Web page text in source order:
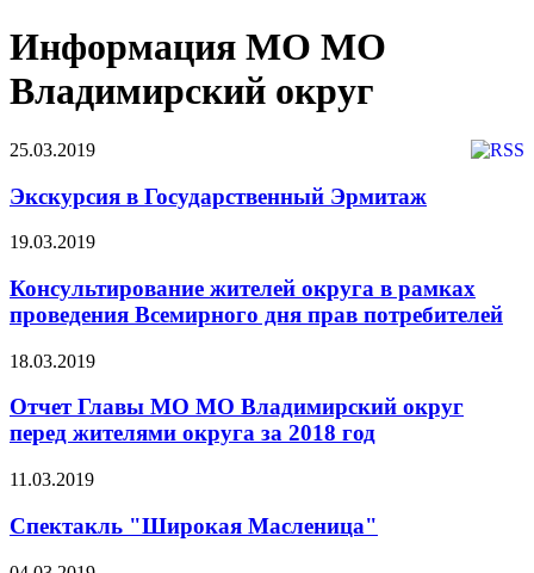
Информация МО МО
Владимирский округ
25.03.2019
Экскурсия в Государственный Эрмитаж
19.03.2019
Консультирование жителей округа в рамках
проведения Всемирного дня прав потребителей
18.03.2019
Отчет Главы МО МО Владимирский округ
перед жителями округа за 2018 год
11.03.2019
Спектакль "Широкая Масленица"